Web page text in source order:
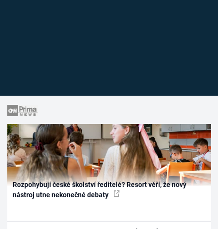
Rozpohybují české školství ředitelé? Resort věří, že nový
nástroj utne nekonečné debaty